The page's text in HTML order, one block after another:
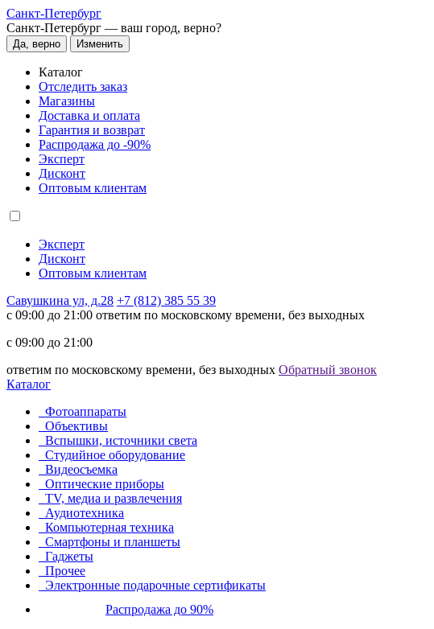
Санкт-Петербург
Санкт-Петербург — ваш город, верно?
Да, верно Изменить
Каталог
Отследить заказ
Магазины
Доставка и оплата
Гарантия и возврат
Распродажа до -90%
Эксперт
Дисконт
Оптовым клиентам
Эксперт
Дисконт
Оптовым клиентам
Савушкина ул, д.28 +7 (812) 385 55 39
c 09:00 до 21:00 ответим по московскому времени, без выходных
c 09:00 до 21:00
ответим по московскому времени, без выходных Обратный звонок
Каталог
Фотоаппараты
Объективы
Вспышки, источники света
Студийное оборудование
Видеосъемка
Оптические приборы
TV, медиа и развлечения
Аудиотехника
Компьютерная техника
Смартфоны и планшеты
Гаджеты
Прочее
Электронные подарочные сертификаты
Распродажа до 90%